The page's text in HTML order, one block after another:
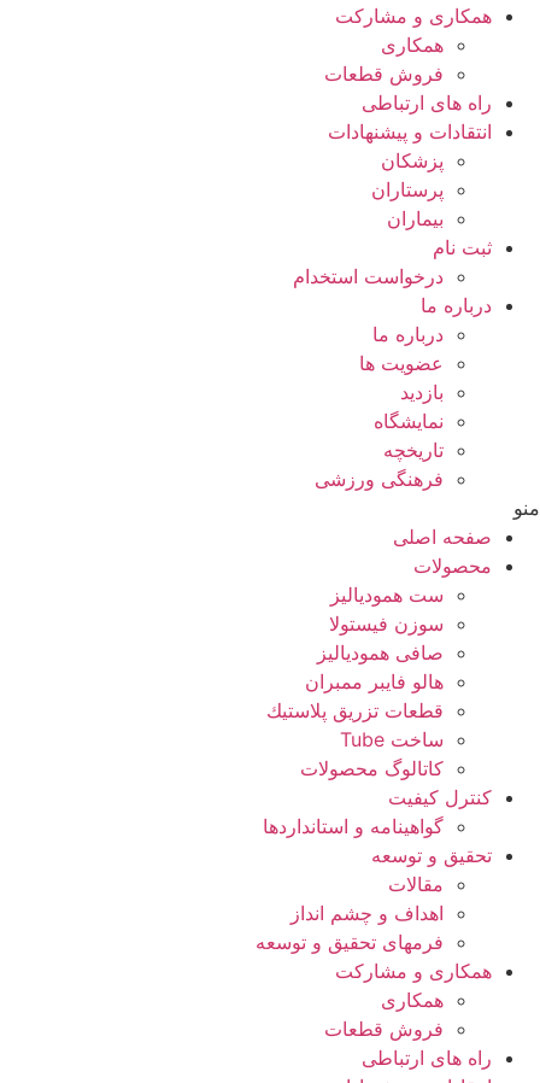
همکاری و مشارکت
همکاری
فروش قطعات
راه های ارتباطی
انتقادات و پيشنهادات
پزشكان
پرستاران
بيماران
ثبت نام
درخواست استخدام
درباره ما
درباره ما
عضویت ها
بازدید
نمایشگاه
تاريخچه
فرهنگی ورزشی
منو
صفحه اصلی
محصولات
ست همودیالیز
سوزن فیستولا
صافی همودیالیز
هالو فایبر ممبران
قطعات تزريق پلاستيك
ساخت Tube
کاتالوگ محصولات
کنترل کیفیت
گواهينامه و استانداردها
تحقيق و توسعه
مقالات
اهداف و چشم انداز
فرمهای تحقیق و توسعه
همکاری و مشارکت
همکاری
فروش قطعات
راه های ارتباطی